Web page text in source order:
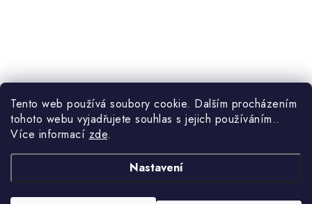
Tento web používá soubory cookie. Dalším procházením
tohoto webu vyjadřujete souhlas s jejich používáním..
Více informací zde.
Nastavení